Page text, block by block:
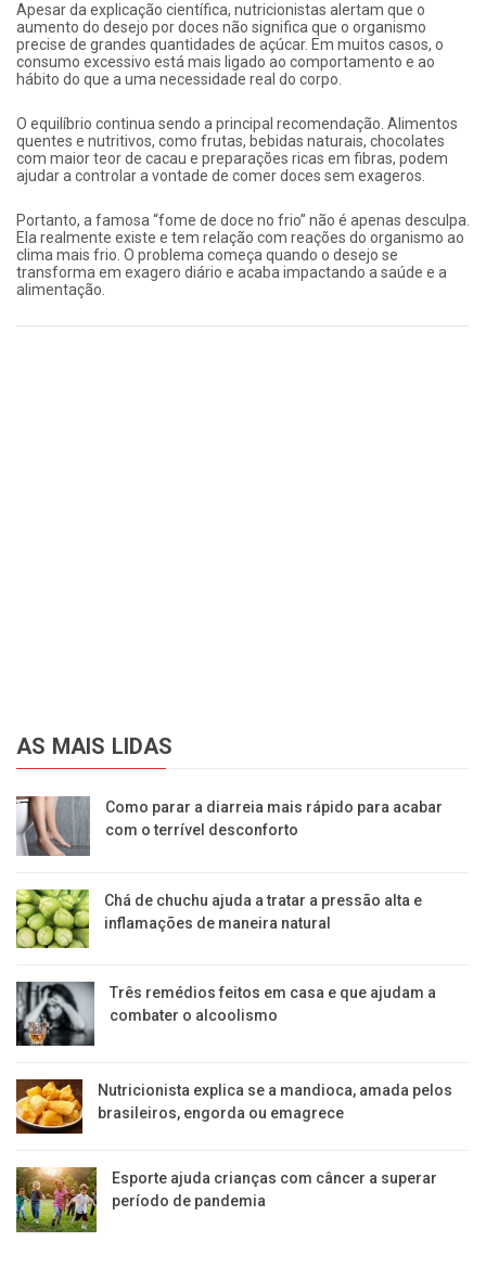
Apesar da explicação científica, nutricionistas alertam que o
aumento do desejo por doces não significa que o organismo
precise de grandes quantidades de açúcar. Em muitos casos, o
consumo excessivo está mais ligado ao comportamento e ao
hábito do que a uma necessidade real do corpo.
O equilíbrio continua sendo a principal recomendação. Alimentos
quentes e nutritivos, como frutas, bebidas naturais, chocolates
com maior teor de cacau e preparações ricas em fibras, podem
ajudar a controlar a vontade de comer doces sem exageros.
Portanto, a famosa “fome de doce no frio” não é apenas desculpa.
Ela realmente existe e tem relação com reações do organismo ao
clima mais frio. O problema começa quando o desejo se
transforma em exagero diário e acaba impactando a saúde e a
alimentação.
AS MAIS LIDAS
Como parar a diarreia mais rápido para acabar
com o terrível desconforto
Chá de chuchu ajuda a tratar a pressão alta e
inflamações de maneira natural
Três remédios feitos em casa e que ajudam a
combater o alcoolismo
Nutricionista explica se a mandioca, amada pelos
brasileiros, engorda ou emagrece
Esporte ajuda crianças com câncer a superar
período de pandemia